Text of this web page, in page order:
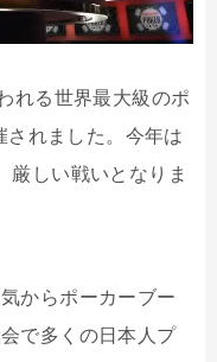
れる世界最大級のポ
れました。今年は
厳しい戦いとなりま
からポーカーブー
で多くの日本人プ